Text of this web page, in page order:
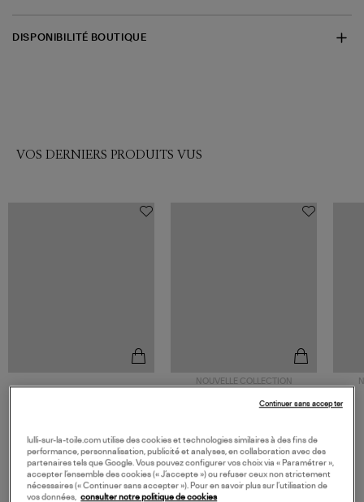
DISPONIBILITÉ BOUTIQUE
VOS DERNIERS PRODUITS VUS
NOUVELLE COLLECTION
Mocassins Killian Sport
lulli-sur-la-toile.com utilise des cookies et technologies similaires à des fins de
performance, personnalisation, publicité et analyses, en collaboration avec des
partenaires tels que Google. Vous pouvez configurer vos choix via « Paramétrer »,
accepter l’ensemble des cookies (« J’accepte ») ou refuser ceux non strictement
nécessaires (« Continuer sans accepter »). Pour en savoir plus sur l’utilisation de
vos données,
consulter notre politique de cookies
Continuer sans accepter